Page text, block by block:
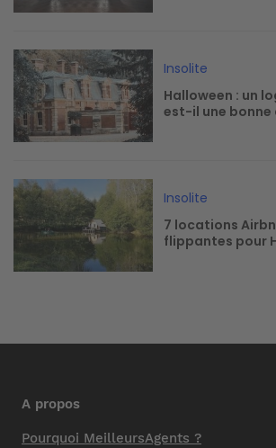
Image
Insolite
Halloween : un
est-il une bonne
Image
Insolite
7 locations
flippantes pour
A propos
Pourquoi MeilleursAgents ?